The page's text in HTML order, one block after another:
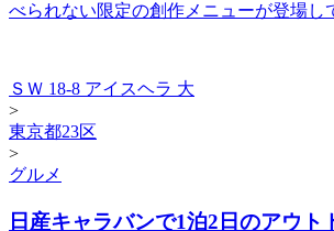
べられない限定の創作メニューが登場し
ＳＷ 18-8 アイスヘラ 大
>
東京都23区
>
グルメ
日産キャラバンで1泊2日のアウト